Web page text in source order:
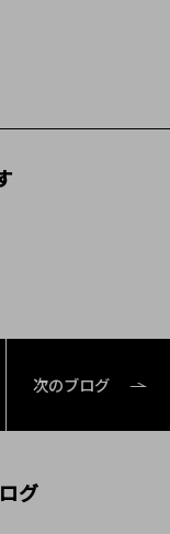
次のブログ
グ